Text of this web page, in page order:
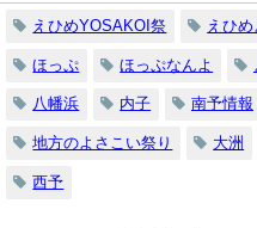
えひめYOSAKOI祭 えひ
ほっぷ ほっぷなんよ
八幡浜 内子 南予情報
地方のよさこい祭り 大洲
西予